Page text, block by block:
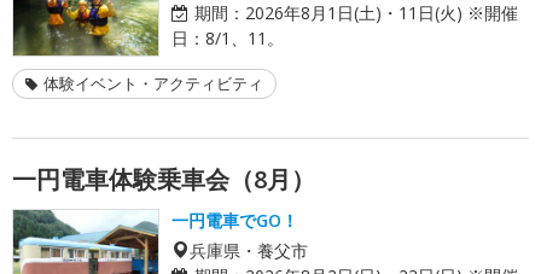
期間： 2026年8月1日(土)・11日(火) ※開催
日：8/1、11。
体験イベント・アクティビティ
一円電車体験乗車会（8月）
一円電車でGO！
兵庫県・養父市